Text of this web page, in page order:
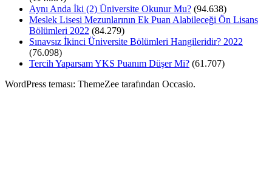
Aynı Anda İki (2) Üniversite Okunur Mu? (94.638)
Meslek Lisesi Mezunlarının Ek Puan Alabileceği Ön Lisans
Bölümleri 2022 (84.279)
Sınavsız İkinci Üniversite Bölümleri Hangileridir? 2022
(76.098)
Tercih Yaparsam YKS Puanım Düşer Mi? (61.707)
WordPress teması: ThemeZee tarafından Occasio.